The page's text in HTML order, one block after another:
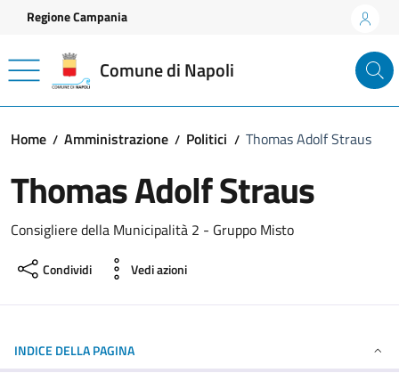
Vai ai contenuti
Vai al footer
Regione Campania
Comune di Napoli
Home Amministrazione Politici Thomas Adolf Straus
Thomas Adolf Straus
Consigliere della Municipalità 2 - Gruppo Misto
Condividi Vedi azioni
INDICE DELLA PAGINA